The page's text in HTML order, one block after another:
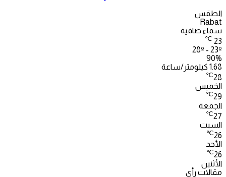
الطقس
Rabat
سماء صافية
23
℃
28º - 23º
90%
1.68 كيلومتر/ساعة
28
℃
الخميس
29
℃
الجمعة
27
℃
السبت
26
℃
الأحد
26
℃
الأثنين
مقالات رأي